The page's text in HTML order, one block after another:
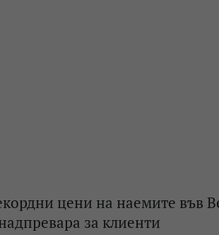
цени на наемите във
за клиенти